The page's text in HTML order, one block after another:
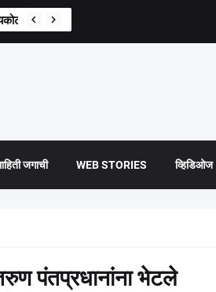
ताशेरे
जगाची WEB STORIES व्हिडिओज
पंतप्रधानांना भेटले